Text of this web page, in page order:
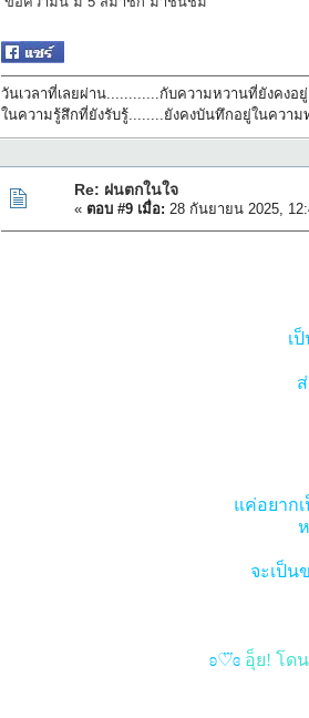
วันเวลาที่เลยผ่าน............กับความหวานที่ยังคงอยู่
ในความรู้สึกที่ยังรับรู้........ยังคงบันทึกอยู่ในความ
Re: ฝนตกในใจ
« ตอบ #9 เมื่อ: 28 กันยายน 2025,
เ
แค่อยาก
จะเป็น
ʚ♡⃛ɞ อุ็ย! โด